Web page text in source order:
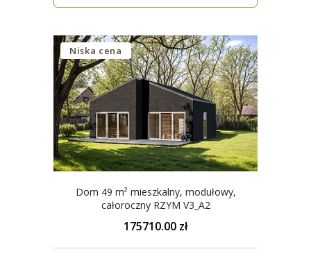
Niska cena
Dom 49 m² mieszkalny, modułowy,
całoroczny RZYM V3_A2
175710.00 zł